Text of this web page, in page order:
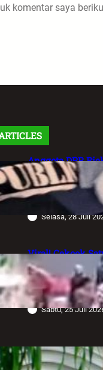
komentar saya
Anggota DPR
Soroti
Sendiri, Desak
Hukum
Selasa, 28 Juli
Viral! Cekcok
Pengemudi
Berujung
Anggota Polda
Sabtu, 25 Juli
Robot Operasi
Dunia Kini Hadir